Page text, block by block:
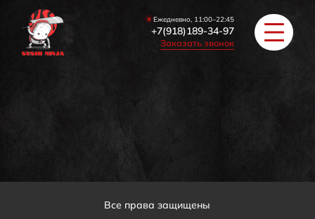
Ежедневно, 11:00–22:45
+7(918)189-34-97
Заказать звонок
ЗАКУСКИ / СУПЫВсе права защищены